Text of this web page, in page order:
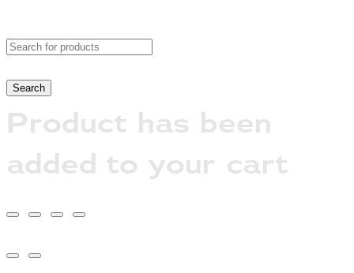
Product has been
added to your cart